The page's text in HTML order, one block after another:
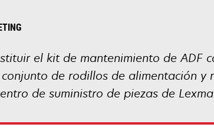
el kit de mantenimiento de
de rodillos de alimentación
de suministro de piezas de